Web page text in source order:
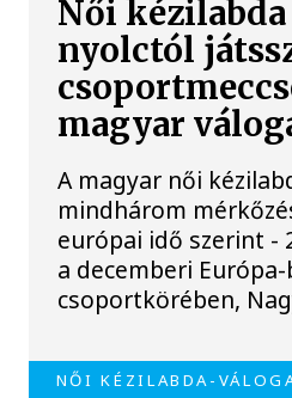
Női kézilabda
nyolctól
magyar
A magyar női
mindhárom
európai idő szerint -
a decemberi
csoportkörében,
NŐI KÉZILABDA-